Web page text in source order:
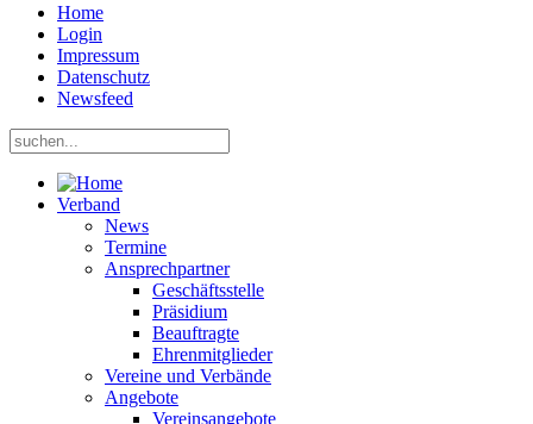
Home
Login
Impressum
Datenschutz
Newsfeed
Verband
News
Termine
Ansprechpartner
Geschäftsstelle
Präsidium
Beauftragte
Ehrenmitglieder
Vereine und Verbände
Angebote
Vereinsangebote